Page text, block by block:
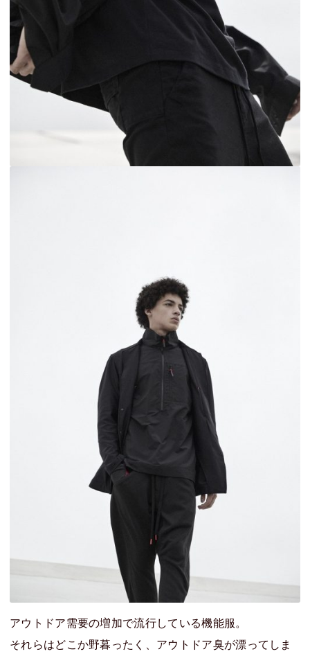
アウトドア需要の増加で流行している機能服。
それらはどこか野暮ったく、アウトドア臭が漂ってしま